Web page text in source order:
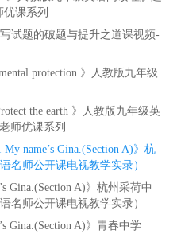
课系列
试题的破题与提升之道课视频-
protection 》人教版九年级
the earth 》人教版九年级英
师优课系列
name’s Gina.(Section A)》杭
名师公开课电视教学实录）
Gina.(Section A)》杭州采荷中
名师公开课电视教学实录）
Gina.(Section A)》青春中学